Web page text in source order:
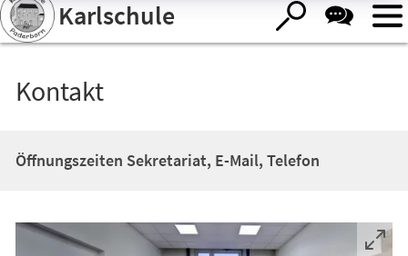
Assistenzsoftware
öffnen.
Karlschule
Kontakt
Öffnungszeiten Sekretariat, E-Mail, Telefon